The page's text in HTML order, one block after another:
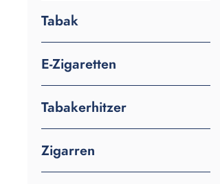
Tabak
E-Zigaretten
Tabakerhitzer
Zigarren